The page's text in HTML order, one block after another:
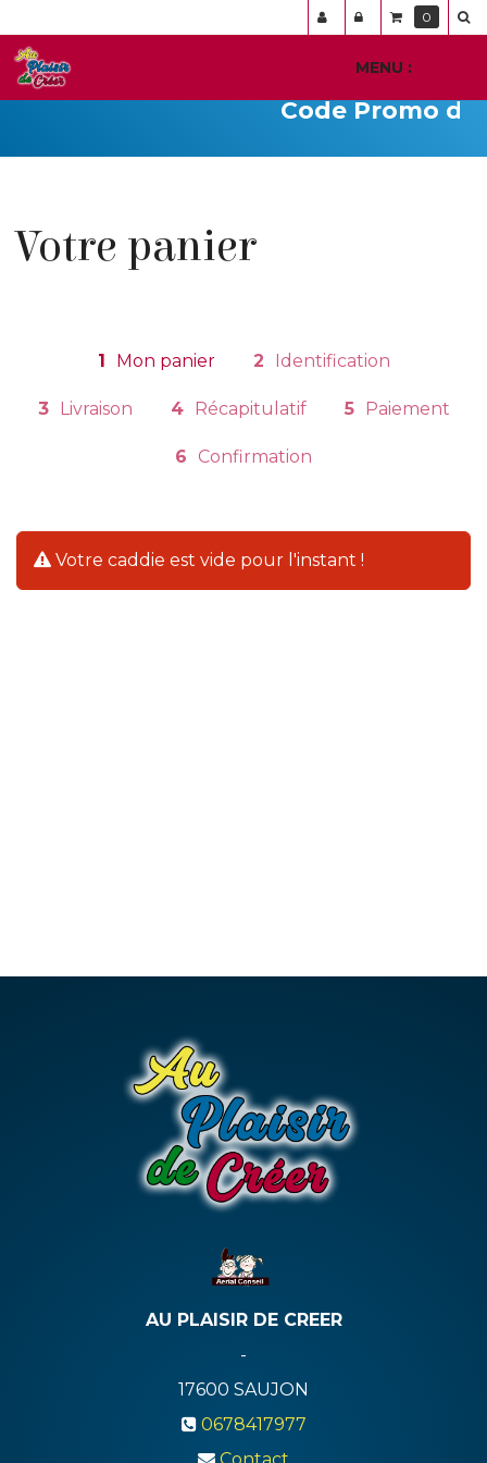
MENU :
Code Promo du
Votre panier
1 Mon panier 2 Identification
3 Livraison 4 Récapitulatif 5 Paiement
6 Confirmation
Votre caddie est vide pour l'instant !
0
AU PLAISIR DE CREER
-
17600 SAUJON
0678417977